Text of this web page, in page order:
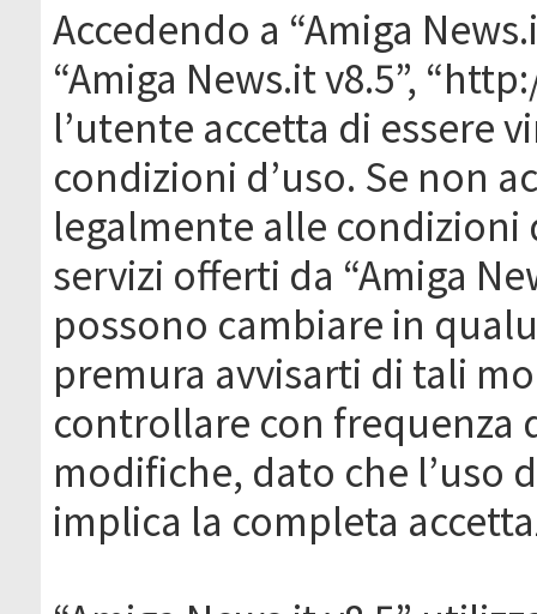
Accedendo a “Amiga
“Amiga News.it v8.5”,
l’utente accetta di essere
condizioni d’uso. Se non
legalmente alle condizioni
servizi offerti da “Amiga
possono cambiare in
premura avvisarti di tali
controllare con frequenza
modifiche, dato che l’uso
implica la completa